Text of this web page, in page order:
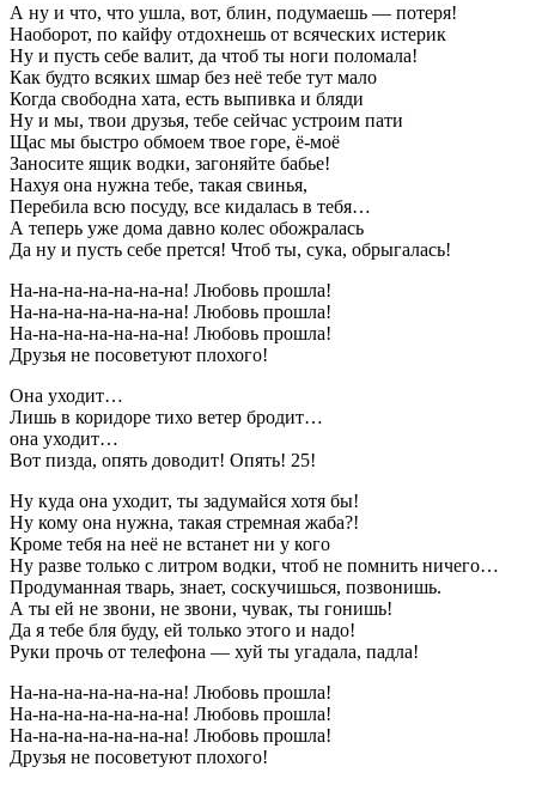
А ну и что, что ушла, вот, блин, подумаешь — потеря!
Наоборот, по кайфу отдохнешь от всяческих истерик
Ну и пусть себе валит, да чтоб ты ноги поломала!
Как будто всяких шмар без неё тебе тут мало
Когда свободна хата, есть выпивка и бляди
Ну и мы, твои друзья, тебе сейчас устроим пати
Щас мы быстро обмоем твое горе, ё-моё
Заносите ящик водки, загоняйте бабье!
Нахуя она нужна тебе, такая свинья,
Перебила всю посуду, все кидалась в тебя…
А теперь уже дома давно колес обожралась
Да ну и пусть себе прется! Чтоб ты, сука, обрыгалась!
На-на-на-на-на-на-на! Любовь прошла!
На-на-на-на-на-на-на! Любовь прошла!
На-на-на-на-на-на-на! Любовь прошла!
Друзья не посоветуют плохого!
Она уходит…
Лишь в коридоре тихо ветер бродит…
она уходит…
Вот пизда, опять доводит! Опять! 25!
Ну куда она уходит, ты задумайся хотя бы!
Ну кому она нужна, такая стремная жаба?!
Кроме тебя на неё не встанет ни у кого
Ну разве только с литром водки, чтоб не помнить ничего…
Продуманная тварь, знает, соскучишься, позвонишь.
А ты ей не звони, не звони, чувак, ты гонишь!
Да я тебе бля буду, ей только этого и надо!
Руки прочь от телефона — хуй ты угадала, падла!
На-на-на-на-на-на-на! Любовь прошла!
На-на-на-на-на-на-на! Любовь прошла!
На-на-на-на-на-на-на! Любовь прошла!
Друзья не посоветуют плохого!